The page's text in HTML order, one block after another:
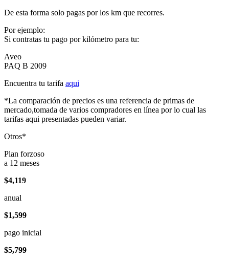
De esta forma solo pagas por los km que recorres.
Por ejemplo:
Si contratas tu pago por kilómetro para tu:
Aveo
PAQ B 2009
Encuentra tu tarifa aqui
*La comparación de precios es una referencia de primas de
mercado,tomada de varios compradores en línea por lo cual las
tarifas aqui presentadas pueden variar.
Otros*
Plan forzoso
a 12 meses
$4,119
anual
$1,599
pago inicial
$5,799